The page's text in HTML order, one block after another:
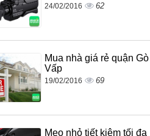
24/02/2016 62
Mua nhà giá rẻ quận Gò
Vấp
19/02/2016 69
Mẹo nhỏ tiết kiệm tối đa